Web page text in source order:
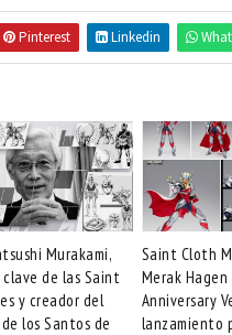
Pinterest Linkedin
Murakami,
de las Saint
y creador del
los Santos de
Saint Cloth
Merak
Anniversary
lanzamiento